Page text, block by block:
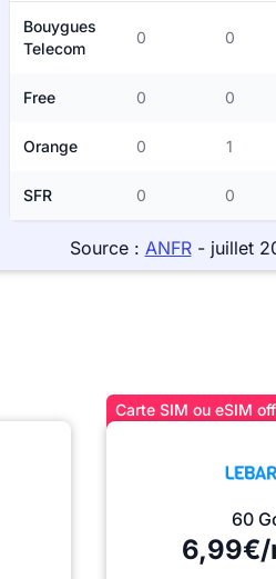
Bouygues
Telecom
0 0
Free 0 0
Orange 0 1
SFR 0 0
Source : ANFR- juillet
Carte SIM ou eSIM
60
6,99€/